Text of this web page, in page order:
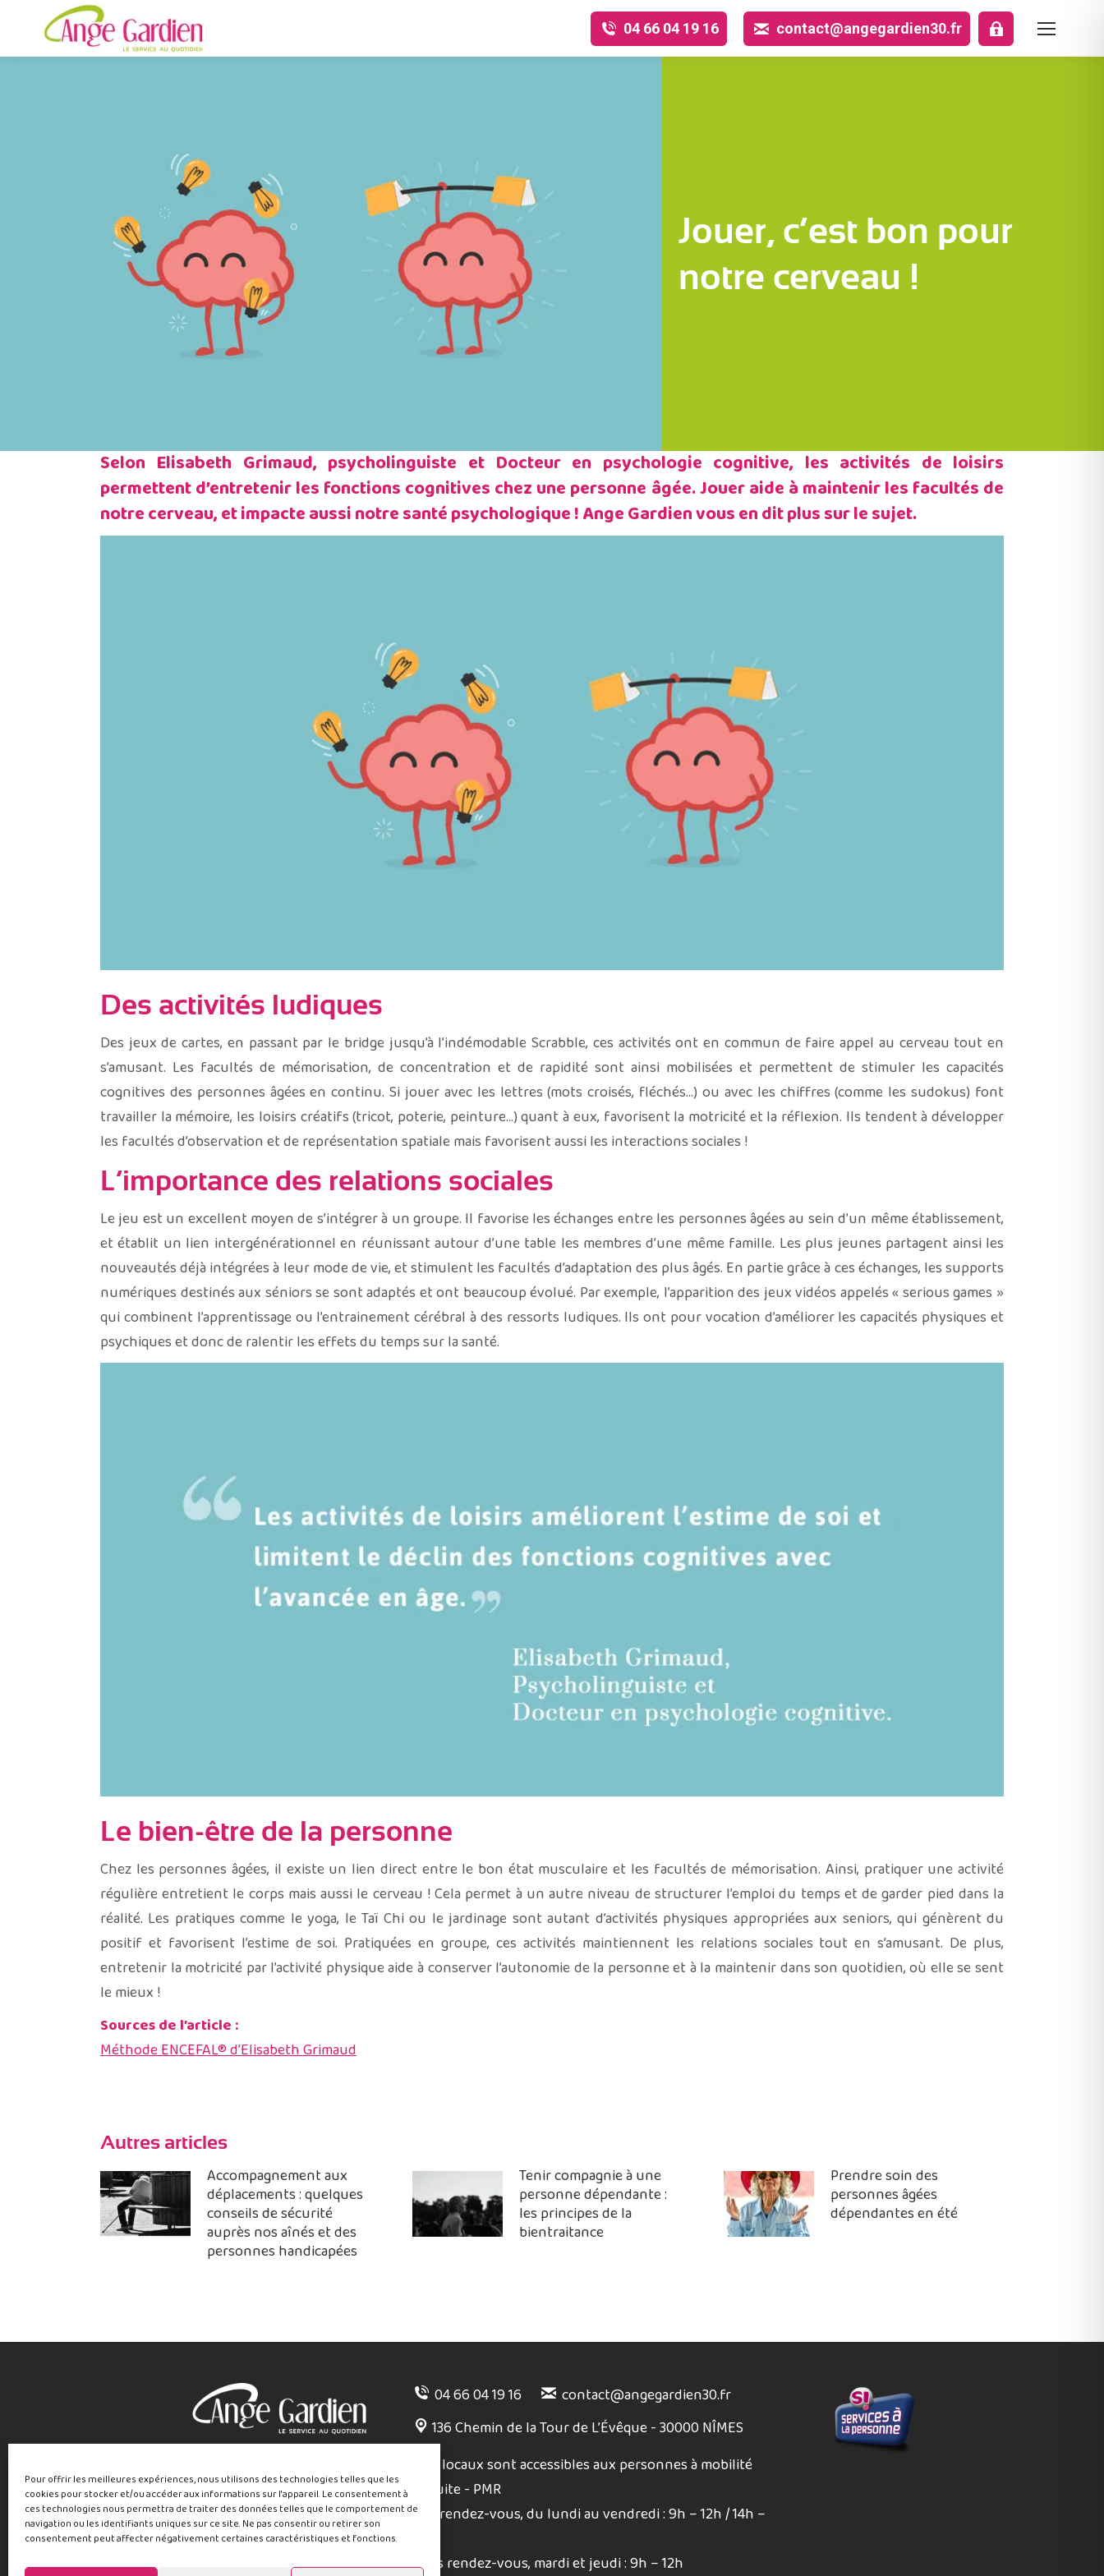
Pour offrir les meilleures expériences, nous utilisons des technologies telles que les
cookies pour stocker et/ou accéder aux informations sur l'appareil. Le consentement à
ces technologies nous permettra de traiter des données telles que le comportement de
navigation ou les identifiants uniques sur ce site. Ne pas consentir ou retirer son
consentement peut affecter négativement certaines caractéristiques et fonctions.
04 66 04 19 16 contact@angegardien30.fr
Jouer, c’est bon pour
notre cerveau !
Selon Elisabeth Grimaud, psycholinguiste et Docteur en psychologie cognitive, les activités de loisirs
permettent d’entretenir les fonctions cognitives chez une personne âgée. Jouer aide à maintenir les facultés de
notre cerveau, et impacte aussi notre santé psychologique ! Ange Gardien vous en dit plus sur le sujet.
Des activités ludiques
Des jeux de cartes, en passant par le bridge jusqu’à l’indémodable Scrabble, ces activités ont en commun de faire appel au cerveau tout en
s’amusant. Les facultés de mémorisation, de concentration et de rapidité sont ainsi mobilisées et permettent de stimuler les capacités
cognitives des personnes âgées en continu. Si jouer avec les lettres (mots croisés, fléchés…) ou avec les chiffres (comme les sudokus) font
travailler la mémoire, les loisirs créatifs (tricot, poterie, peinture…) quant à eux, favorisent la motricité et la réflexion. Ils tendent à développer
les facultés d’observation et de représentation spatiale mais favorisent aussi les interactions sociales !
L’importance des relations sociales
Le jeu est un excellent moyen de s’intégrer à un groupe. Il favorise les échanges entre les personnes âgées au sein d’un même établissement,
et établit un lien intergénérationnel en réunissant autour d’une table les membres d’une même famille. Les plus jeunes partagent ainsi les
nouveautés déjà intégrées à leur mode de vie, et stimulent les facultés d’adaptation des plus âgés. En partie grâce à ces échanges, les supports
numériques destinés aux séniors se sont adaptés et ont beaucoup évolué. Par exemple, l’apparition des jeux vidéos appelés « serious games »
qui combinent l’apprentissage ou l’entrainement cérébral à des ressorts ludiques. Ils ont pour vocation d’améliorer les capacités physiques et
psychiques et donc de ralentir les effets du temps sur la santé.
Le bien-être de la personne
Chez les personnes âgées, il existe un lien direct entre le bon état musculaire et les facultés de mémorisation. Ainsi, pratiquer une activité
régulière entretient le corps mais aussi le cerveau ! Cela permet à un autre niveau de structurer l’emploi du temps et de garder pied dans la
réalité. Les pratiques comme le yoga, le Taï Chi ou le jardinage sont autant d’activités physiques appropriées aux seniors, qui génèrent du
positif et favorisent l’estime de soi. Pratiquées en groupe, ces activités maintiennent les relations sociales tout en s’amusant. De plus,
entretenir la motricité par l’activité physique aide à conserver l’autonomie de la personne et à la maintenir dans son quotidien, où elle se sent
le mieux !
Sources de l’article :
Méthode ENCEFAL® d’Elisabeth Grimaud
Autres articles
Accompagnement aux
déplacements : quelques
conseils de sécurité
auprès nos aînés et des
personnes handicapées
Tenir compagnie à une
personne dépendante :
les principes de la
bientraitance
Prendre soin des
personnes âgées
dépendantes en été
04 66 04 19 16
contact@angegardien30.fr
136 Chemin de la Tour de L’Évêque - 30000 NÎMES
Nos locaux sont accessibles aux personnes à mobilité
réduite - PMR
Sur rendez-vous, du lundi au vendredi : 9h – 12h / 14h –
Sans rendez-vous, mardi et jeudi : 9h – 12h